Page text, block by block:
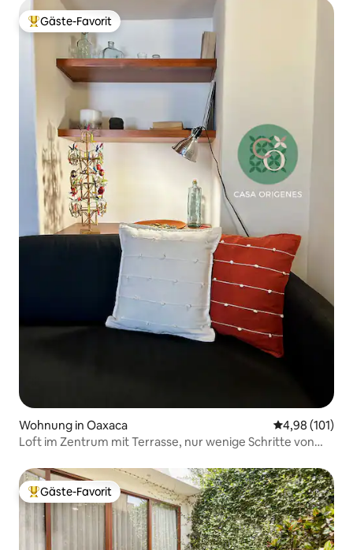
Beliebter Gäste-Favorit.
Gäste-Favorit
Wohnung in Oaxaca
4,98 (101)
Loft im Zentrum mit Terrasse, nur wenige Schritte von
Beliebter Gäste-Favorit.
Gäste-Favorit